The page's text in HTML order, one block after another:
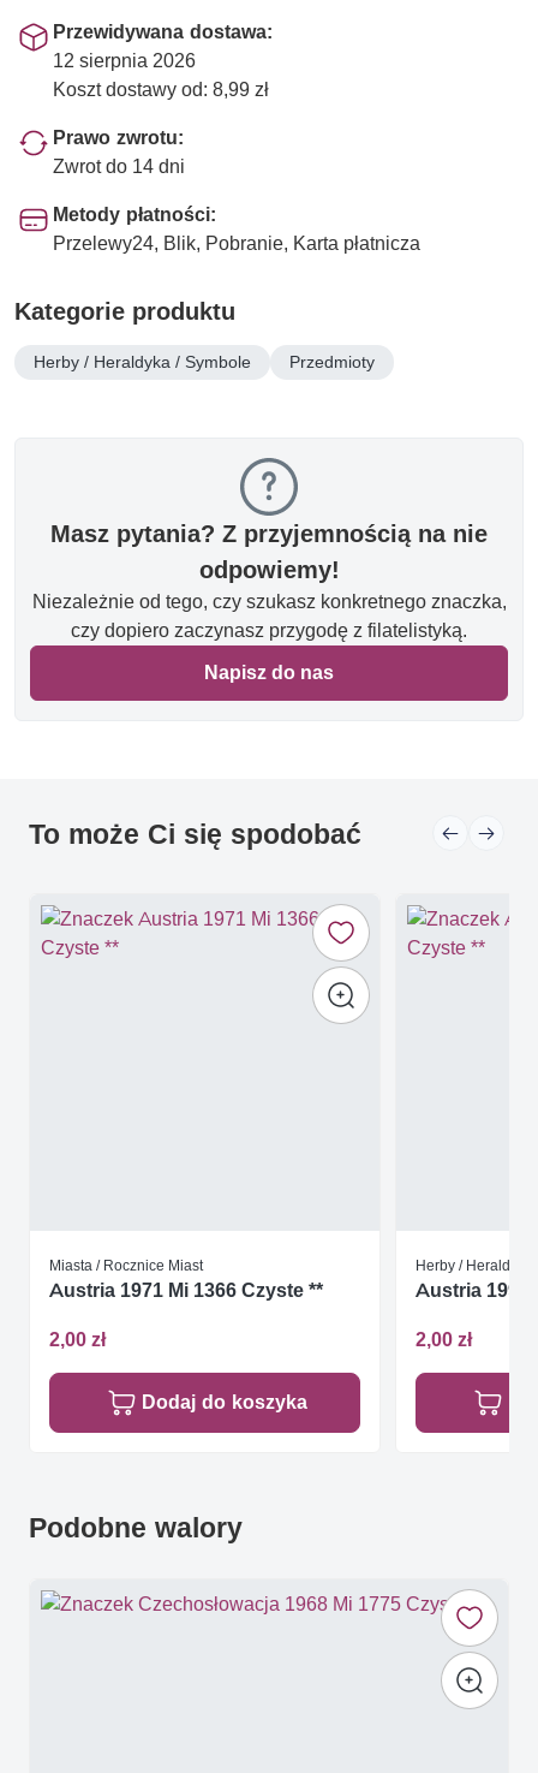
Przewidywana dostawa:
12 sierpnia 2026
Koszt dostawy od: 8,99 zł
Prawo zwrotu:
Zwrot do 14 dni
Metody płatności:
Przelewy24, Blik, Pobranie, Karta płatnicza
Kategorie produktu
Herby / Heraldyka / Symbole Przedmioty
Masz pytania? Z przyjemnością na nie
odpowiemy!
Niezależnie od tego, czy szukasz konkretnego znaczka,
czy dopiero zaczynasz przygodę z filatelistyką.
Napisz do nas
To może Ci się spodobać
Miasta / Rocznice Miast
Austria 1971 Mi 1366 Czyste **
2,00 zł
Dodaj do koszyka
Herby / Heraldyka
Austria 1991
2,00 zł
Podobne walory